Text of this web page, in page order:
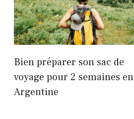
Bien préparer son sac de
voyage pour 2 semaines en
Argentine